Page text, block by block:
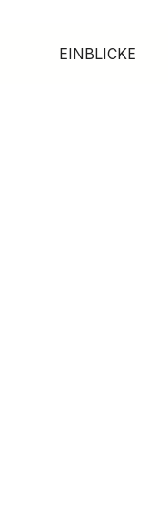
EINBLICKE